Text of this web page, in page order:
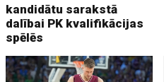
kandidātu sarakstā
dalībai PK kvalifikācijas
spēlēs